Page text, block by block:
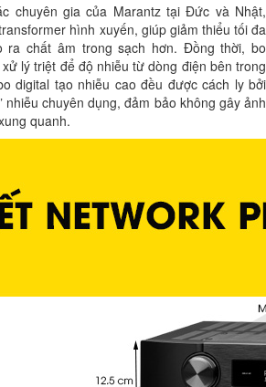
chuyên gia của Marantz tại Đức và Nhật,
hình xuyến, giúp giảm thiểu tối đa
ra chất âm trong sạch hơn. Đồng thời, bo
lý triệt để độ nhiễu từ dòng điện bên trong
digital tạo nhiễu cao đều được cách ly bởi
nhiễu chuyên dụng, đảm bảo không gây ảnh
quanh.